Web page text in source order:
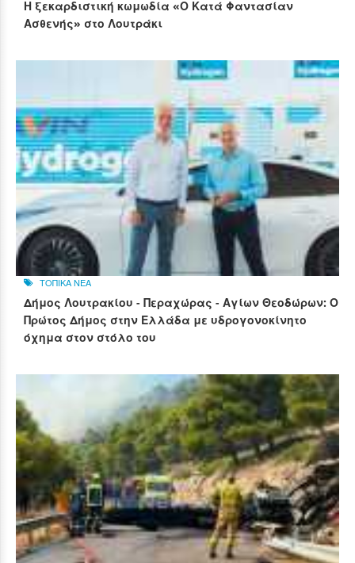
Η ξεκαρδιστική κωμωδία «Ο Κατά Φαντασίαν
Ασθενής» στο Λουτράκι
ΤΟΠΙΚΑ ΝΕΑ
Δήμος Λουτρακίου - Περαχώρας - Αγίων Θεοδώρων: Ο
Πρώτος Δήμος στην Ελλάδα με υδρογονοκίνητο
όχημα στον στόλο του